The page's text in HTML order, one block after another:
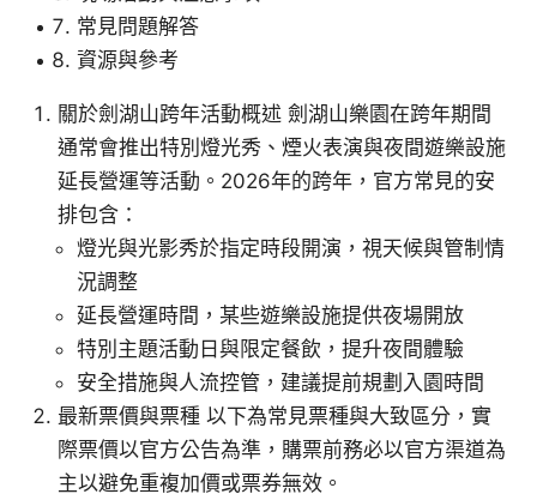
常見問題解答
資源與參考
關於劍湖山跨年活動概述 劍湖山樂園在跨年期間
通常會推出特別燈光秀、煙火表演與夜間遊樂設施
延長營運等活動。2026年的跨年，官方常見的安
排包含：
燈光與光影秀於指定時段開演，視天候與管制情
況調整
延長營運時間，某些遊樂設施提供夜場開放
特別主題活動日與限定餐飲，提升夜間體驗
安全措施與人流控管，建議提前規劃入園時間
最新票價與票種 以下為常見票種與大致區分，實
際票價以官方公告為準，購票前務必以官方渠道為
主以避免重複加價或票券無效。